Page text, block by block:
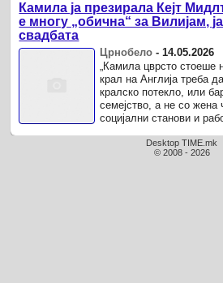
Камила ја презирала Кејт
е многу „обична“ за Вилијам,
свадбата
Црнобело -14.05.2026
„Камила цврсто стоеше
крал на Англија треба
кралско потекло, или
семејство, а не со жена
социјални станови и
Desktop TIME.mk
© 2008 - 2026